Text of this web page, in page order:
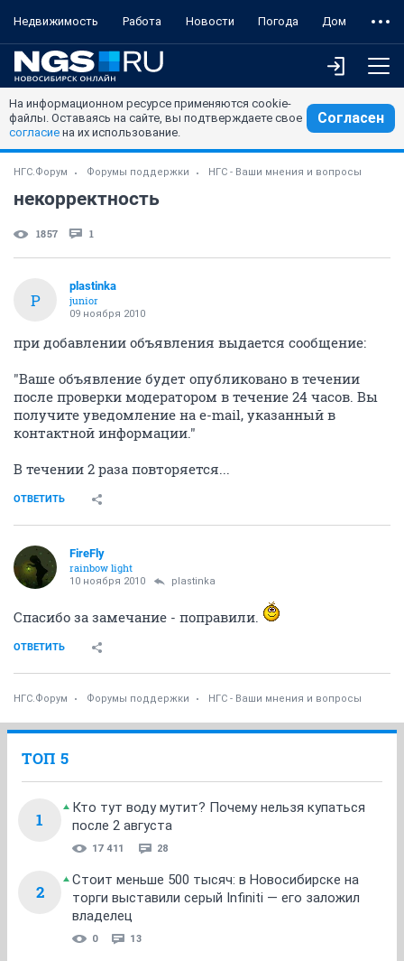
Недвижимость Работа Новости Погода Дом
На информационном ресурсе применяются cookie-
файлы. Оставаясь на сайте, вы подтверждаете свое
согласие на их использование.
Согласен
НГС.Форум Форумы поддержки НГС - Ваши мнения и вопросы
некорректность
1857 1
P
plastinka
junior
09 ноября 2010
при добавлении объявления выдается сообщение:
"Ваше объявление будет опубликовано в течении
после проверки модератором в течение 24 часов. Вы
получите уведомление на e-mail, указанный в
контактной информации."
В течении 2 раза повторяется...
ОТВЕТИТЬ
FireFly
rainbow light
10 ноября 2010 plastinka
Спасибо за замечание - поправили.
ОТВЕТИТЬ
НГС.Форум Форумы поддержки НГС - Ваши мнения и вопросы
ТОП 5
1
Кто тут воду мутит? Почему нельзя купаться
после 2 августа
17 411 28
2
Стоит меньше 500 тысяч: в Новосибирске на
торги выставили серый Infiniti — его заложил
владелец
0 13